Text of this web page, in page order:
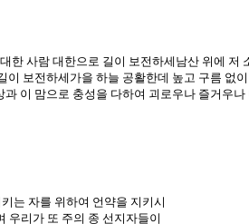
한 사람 대한으로 길이 보전하세남산 위에 저
보전하세가을 하늘 공활한데 높고 구름 없
이 맘으로 충성을 다하여 괴로우나 즐거우나
는 자를 위하여 언약을 지키시
우리가 또 주의 종 선지자들이